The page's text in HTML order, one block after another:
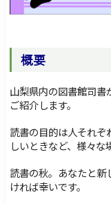
概要
山梨県内の図書館司
ご紹介します。
読書の目的は人それぞ
しいときなど、様々な
読書の秋。あなたと
ければ幸いです。